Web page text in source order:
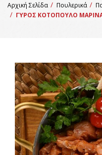
Αρχική Σελίδα Πουλερικά
ΓΥΡΟΣ ΚΟΤΟΠΟΥΛΟ